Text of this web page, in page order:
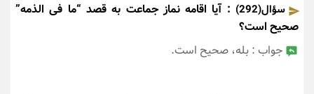
سؤال(292)
: آیا اقامه نماز جماعت به قصد “ما فی الذمه”
صحیح است؟
جواب : بله، صحیح است.